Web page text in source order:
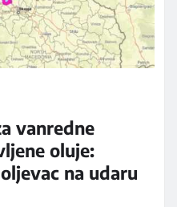
vanredne
oluje:
na udaru